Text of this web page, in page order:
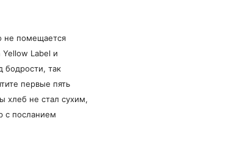
не помещается
Label и
бодрости, так
первые пять
хлеб не стал сухим,
с посланием